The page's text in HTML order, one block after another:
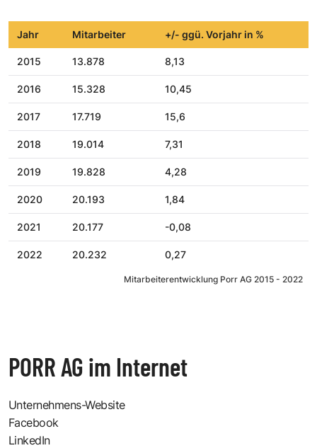
Jahr Mitarbeiter +/- ggü. Vorjahr in %
2015 13.878 8,13
2016 15.328 10,45
2017 17.719 15,6
2018 19.014 7,31
2019 19.828 4,28
2020 20.193 1,84
2021 20.177 -0,08
2022 20.232 0,27
Mitarbeiterentwicklung Porr AG 2015 - 2022
PORR AG im Internet
Unternehmens-Website
Facebook
LinkedIn